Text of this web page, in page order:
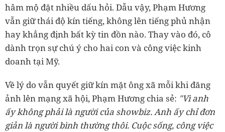
hâm mộ đặt nhiều dấu hỏi. Dẫu vậy, Phạm Hương
vẫn giữ thái độ kín tiếng, không lên tiếng phủ nhận
hay khẳng định bất kỳ tin đồn nào. Thay vào đó, cô
dành trọn sự chú ý cho hai con và công việc kinh
doanh tại Mỹ.
Về lý do vẫn quyết giữ kín mặt ông xã mỗi khi đăng
ảnh lên mạng xã hội, Phạm Hương chia sẻ: "Vì anh
ấy không phải là người của showbiz. Anh ấy chỉ đơn
giản là người bình thường thôi. Cuộc sống, công việc